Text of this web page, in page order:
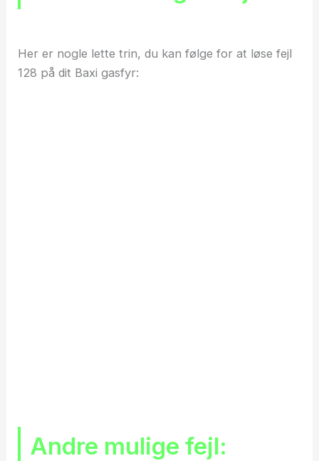
Her er nogle lette trin, du kan følge for at løse fejl
128 på dit Baxi gasfyr:
Andre mulige fejl: